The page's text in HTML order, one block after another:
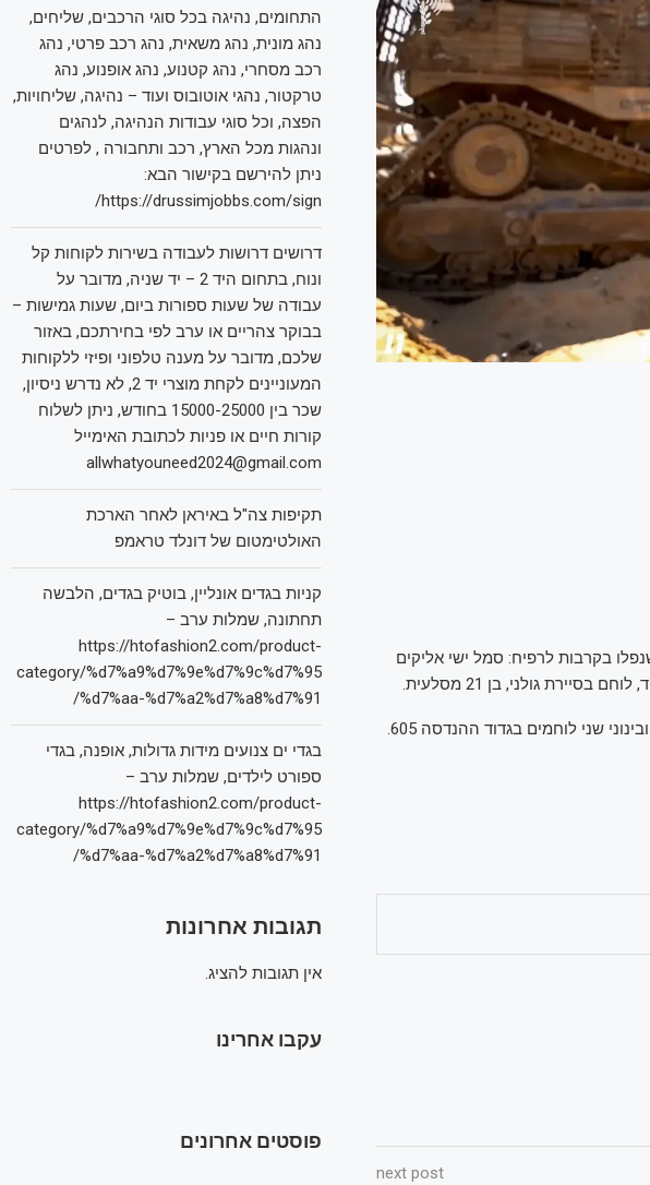
בקרבות לרפיח: סמל ישי אליקים
שני לוחמים בגדוד ההנדסה 605.
next post
התחומים, נהיגה בכל סוגי הרכבים, שליחים,
נהג מונית, נהג משאית, נהג רכב פרטי, נהג
רכב מסחרי, נהג קטנוע, נהג אופנוע, נהג
טרקטור, נהגי אוטובוס ועוד – נהיגה, שליחויות,
הפצה, וכל סוגי עבודות הנהיגה, לנהגים
ונהגות מכל הארץ, רכב ותחבורה , לפרטים
ניתן להירשם בקישור הבא:
https://drussimjobbs.com/sign/
דרושים דרושות לעבודה בשירות לקוחות קל
ונוח, בתחום היד 2 – יד שניה, מדובר על
עבודה של שעות ספורות ביום, שעות גמישות –
בבוקר צהריים או ערב לפי בחירתכם, באזור
שלכם, מדובר על מענה טלפוני ופיזי ללקוחות
המעוניינים לקחת מוצרי יד 2, לא נדרש ניסיון,
שכר בין 15000-25000 בחודש, ניתן לשלוח
קורות חיים או פניות לכתובת האימייל
allwhatyouneed2024@gmail.com
תקיפות צה"ל באיראן לאחר הארכת
האולטימטום של דונלד טראמפ
קניות בגדים אונליין, בוטיק בגדים, הלבשה
תחתונה, שמלות ערב –
https://htofashion2.com/product-
category/%d7%a9%d7%9e%d7%9c%d7%95
%d7%aa-%d7%a2%d7%a8%d7%91/
בגדי ים צנועים מידות גדולות, אופנה, בגדי
ספורט לילדים, שמלות ערב –
https://htofashion2.com/product-
category/%d7%a9%d7%9e%d7%9c%d7%95
%d7%aa-%d7%a2%d7%a8%d7%91/
תגובות אחרונות
אין תגובות להציג.
עקבו אחרינו
פוסטים אחרונים